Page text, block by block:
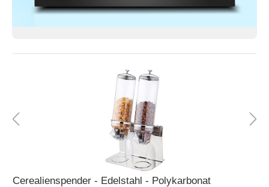
Cerealienspender - Edelstahl - Polykarbonat